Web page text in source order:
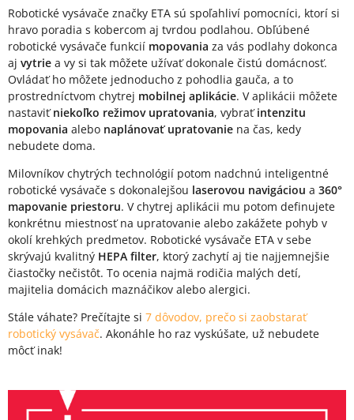
Robotické vysávače značky ETA sú spoľahliví pomocníci, ktorí si
hravo poradia s kobercom aj tvrdou podlahou. Obľúbené
robotické vysávače funkcií mopovania za vás podlahy dokonca
aj vytrie a vy si tak môžete užívať dokonale čistú domácnosť.
Ovládať ho môžete jednoducho z pohodlia gauča, a to
prostredníctvom chytrej mobilnej aplikácie. V aplikácii môžete
nastaviťniekoľko režimov upratovania, vybraťintenzitu
mopovania alebo naplánovať upratovanie na čas, kedy
nebudete doma.
Milovníkov chytrých technológií potom nadchnú inteligentné
robotické vysávače s dokonalejšou laserovou navigáciou a 360°
mapovanie priestoru. V chytrej aplikácii mu potom definujete
konkrétnu miestnosť na upratovanie alebo zakážete pohyb v
okolí krehkých predmetov. Robotické vysávače ETA v sebe
skrývajú kvalitný HEPA filter, ktorý zachytí aj tie najjemnejšie
čiastočky nečistôt. To ocenia najmä rodičia malých detí,
majitelia domácich maznáčikov alebo alergici.
Stále váhate? Prečítajte si 7 dôvodov, prečo si zaobstarať
robotický vysávač. Akonáhle ho raz vyskúšate, už nebudete
môcť inak!